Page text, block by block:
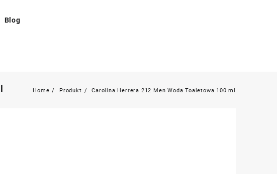
Blog
Home Produkt Carolina Herrera 212 Men Woda Toaletowa 100 ml